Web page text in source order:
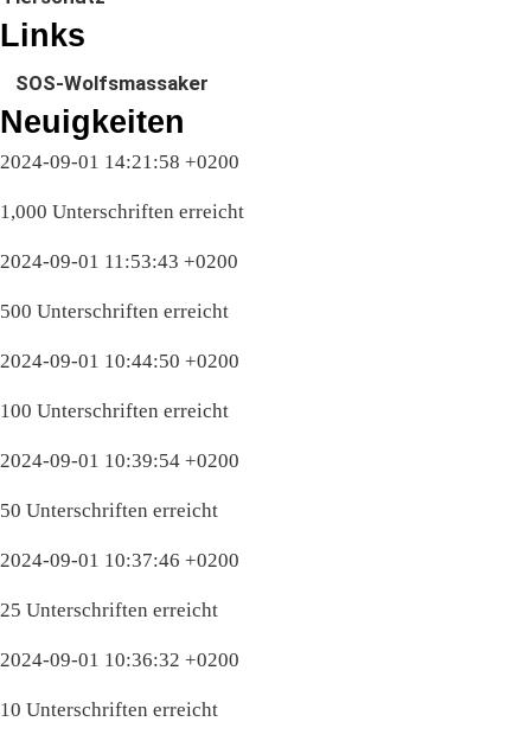
Links
SOS-Wolfsmassaker
Neuigkeiten
2024-09-01 14:21:58 +0200
1,000 Unterschriften erreicht
2024-09-01 11:53:43 +0200
500 Unterschriften erreicht
2024-09-01 10:44:50 +0200
100 Unterschriften erreicht
2024-09-01 10:39:54 +0200
50 Unterschriften erreicht
2024-09-01 10:37:46 +0200
25 Unterschriften erreicht
2024-09-01 10:36:32 +0200
10 Unterschriften erreicht